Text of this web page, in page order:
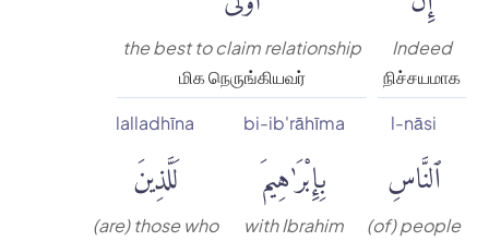
Indeed
நிச்சயமாக
the best to claim relationship
மிக நெருங்கியவர்
l-nāsi
ٱلنَّاسِ
(of) people
bi-ib'rāhīma
بِإِبْرَٰهِيمَ
with Ibrahim
lalladhīna
لَلَّذِينَ
(are) those who